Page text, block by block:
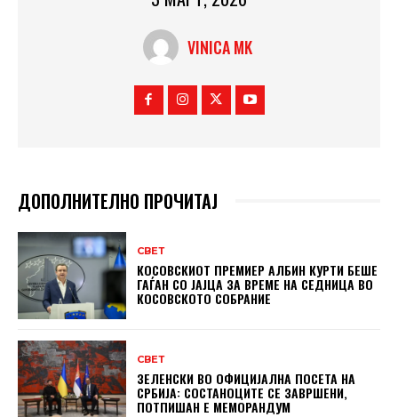
VINICA MK
ДОПОЛНИТЕЛНО ПРОЧИТАЈ
СВЕТ
КОСОВСКИОТ ПРЕМИЕР АЛБИН КУРТИ БЕШЕ
ГАЃАН СО ЈАЈЦА ЗА ВРЕМЕ НА СЕДНИЦА ВО
КОСОВСКОТО СОБРАНИЕ
СВЕТ
ЗЕЛЕНСКИ ВО ОФИЦИЈАЛНА ПОСЕТА НА
СРБИЈА: СОСТАНОЦИТЕ СЕ ЗАВРШЕНИ,
ПОТПИШАН Е МЕМОРАНДУМ